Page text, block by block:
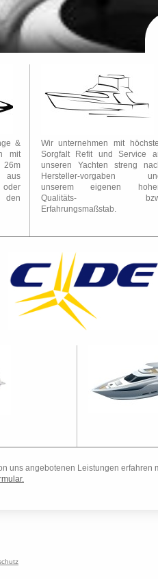
&
mit
aus
den
Wir unternehmen mit
Sorgfalt Refit und Service
unseren Yachten streng
Hersteller-vorgaben
unserem eigenen
Qualitäts-
Erfahrungsmaßstab.
uns angebotenen Leistungen erfahren